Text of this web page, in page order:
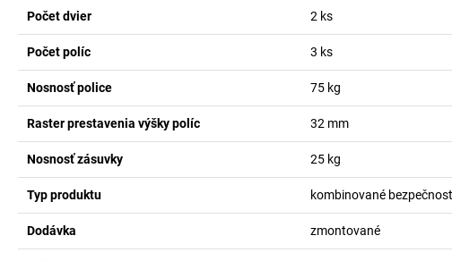
Počet dvier 2 ks
Počet políc 3 ks
Nosnosť police 75 kg
Raster prestavenia výšky políc 32 mm
Nosnosť zásuvky 25 kg
Typ produktu kombinované
Dodávka zmontované